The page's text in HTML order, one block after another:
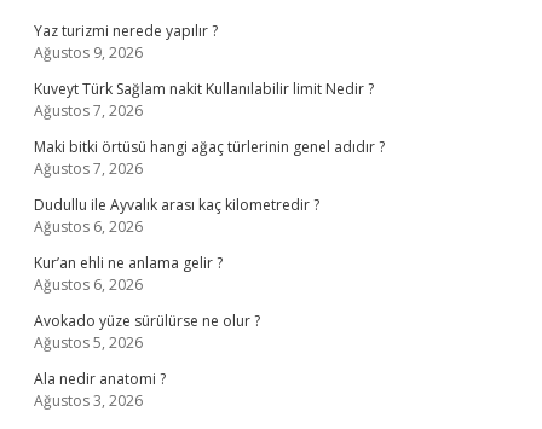
Yaz turizmi nerede yapılır ?
Ağustos 9, 2026
Kuveyt Türk Sağlam nakit Kullanılabilir limit Nedir ?
Ağustos 7, 2026
Maki bitki örtüsü hangi ağaç türlerinin genel adıdır ?
Ağustos 7, 2026
Dudullu ile Ayvalık arası kaç kilometredir ?
Ağustos 6, 2026
Kur’an ehli ne anlama gelir ?
Ağustos 6, 2026
Avokado yüze sürülürse ne olur ?
Ağustos 5, 2026
Ala nedir anatomi ?
Ağustos 3, 2026